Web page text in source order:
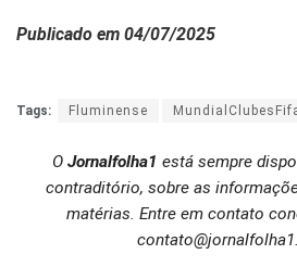
Publicado em 04/07/2025
Tags: Fluminense
O Jornalfolha1 está sempre
contraditório, sobre as
matérias. Entre em contato